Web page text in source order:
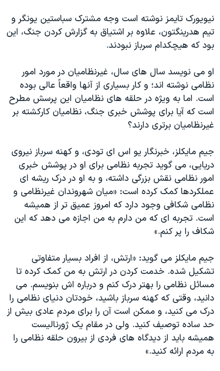
نیویورک تایمز نوشته است وجه مشترک سباستین یونگر و
تیم هدرینگتون، علاوه بر اشتیاق به گزارش کردن جنگ، این
بود که هیچکدام سرباز نبودند.
او می نویسد سال های سال، غیرنظامیان در مورد امور
نظامی نوشته اند؛ و کار بسیاری از آنها واقعاً عالی بوده
است. اما به ویژه در حلقه های نظامیان این پرسش مطرح
است که آیا برای پوشش خبری جنگ، نظامیان کارکشته بر
غیرنظامیان برتری دارند؟
جیم مایکلز، خبرنگار یو اس ای تودی، و کهنه سرباز نیروی
دریایی، می گوید تجربه نظامی برای او در پوشش خبری
امور نظامی نقش بزرگی داشته، و به او در درک ریشه ای
عملکردها کمک کرده است: «میان شهروندان غیرنظامی و
نظامی شکافی وجود دارد که امروز عمیق تر از همیشه
است. تجربه ای که من دارم به من اجازه می دهد که این
شکاف را پر کنم.»
جیم مایکلز می گوید: «ارتش، از افراد بسیار متفاوتی
تشکیل شده. خدمت کردن در ارتش به من کمک کرده تا
مسائل نظامی را بهتر درک کنم و درباره اش بنویسم. می
دانید، وقتی که کهنه سرباز باشید، خودتان دنیای نظامی را
درک می کنید، و ممکن است آن را برای مردم عادی بیش از
حد ساده توصیف کنید. ولی در مقام یک ژورنالیست
همیشه باید از دیدگاه های فردی از بیرون حلقه نظامی را
به مردم ارائه کنید.»